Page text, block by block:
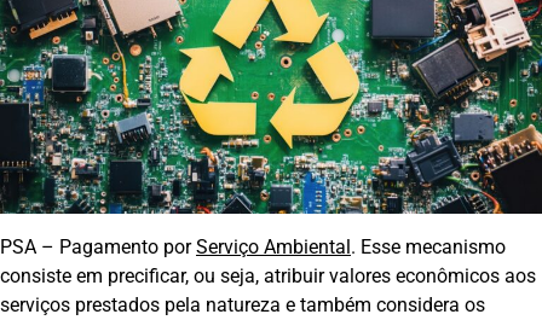
PSA – Pagamento porServiço Ambiental. Esse mecanismo
consiste em precificar, ou seja, atribuir valores econômicos aos
serviços prestados pela natureza e também considera os